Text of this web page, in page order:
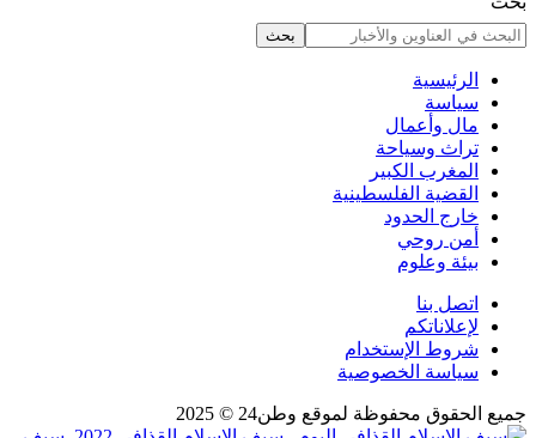
الرئيسية
سياسة
مال وأعمال
تراث وسياحة
المغرب الكبير
القضية الفلسطينية
خارج الحدود
أمن روحي
بيئة وعلوم
اتصل بنا
لإعلاناتكم
شروط الإستخدام
سياسة الخصوصية
جميع الحقوق محفوظة لموقع وطن24 © 2025